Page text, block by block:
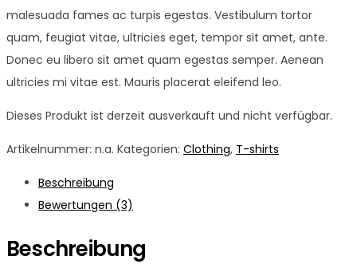
malesuada fames ac turpis egestas. Vestibulum tortor
quam, feugiat vitae, ultricies eget, tempor sit amet, ante.
Donec eu libero sit amet quam egestas semper. Aenean
ultricies mi vitae est. Mauris placerat eleifend leo.
Dieses Produkt ist derzeit ausverkauft und nicht verfügbar.
Artikelnummer: n.a. Kategorien: Clothing, T-shirts
Beschreibung
Bewertungen (3)
Beschreibung